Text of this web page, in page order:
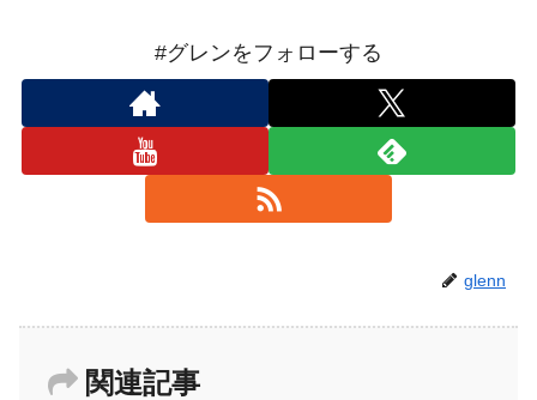
#グレンをフォローする
glenn
関連記事